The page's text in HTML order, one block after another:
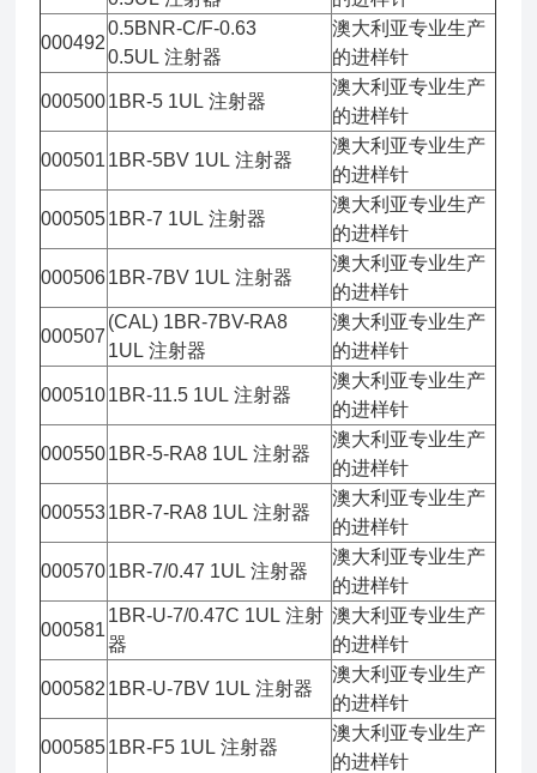
000492
0.5BNR-C/F-0.63
0.5UL 注射器
澳大利亚专业生产
的进样针
0005001BR-5 1UL 注射器
澳大利亚专业生产
的进样针
000501 1BR-5BV 1UL 注射器
澳大利亚专业生产
的进样针
0005051BR-7 1UL 注射器
澳大利亚专业生产
的进样针
0005061BR-7BV 1UL 注射器
澳大利亚专业生产
的进样针
000507
(CAL) 1BR-7BV-RA8
1UL 注射器
澳大利亚专业生产
的进样针
0005101BR-11.5 1UL 注射器
澳大利亚专业生产
的进样针
0005501BR-5-RA8 1UL 注射器
澳大利亚专业生产
的进样针
0005531BR-7-RA8 1UL 注射器
澳大利亚专业生产
的进样针
0005701BR-7/0.47 1UL 注射器
澳大利亚专业生产
的进样针
000581
1BR-U-7/0.47C 1UL 注射
器
澳大利亚专业生产
的进样针
000582 1BR-U-7BV 1UL 注射器
澳大利亚专业生产
的进样针
0005851BR-F5 1UL 注射器
澳大利亚专业生产
的进样针